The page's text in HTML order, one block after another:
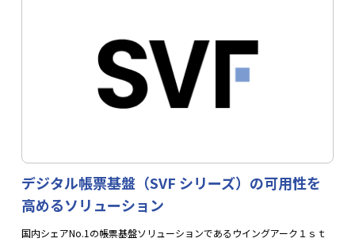
デジタル帳票基盤（SVF シリーズ）の可用性を
高めるソリューション
国内シェアNo.1の帳票基盤ソリューションであるウイングアーク１ｓｔ